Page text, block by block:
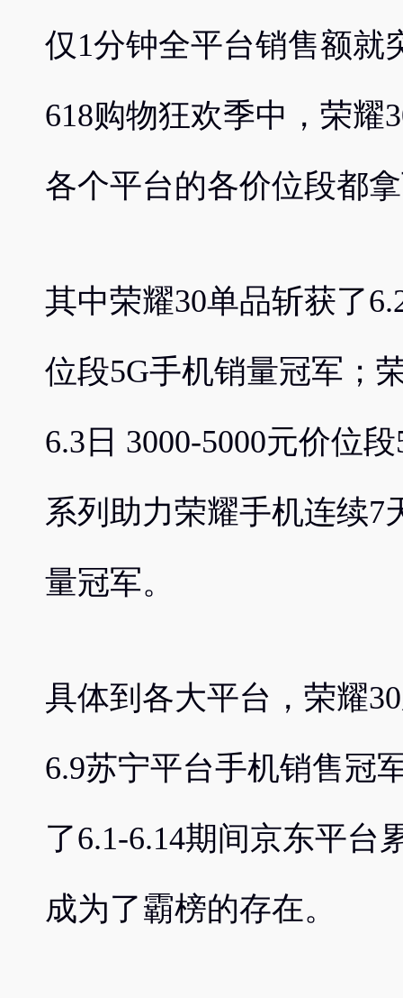
仅1分钟全平台销售额就
618购物狂欢季中，荣耀
各个平台的各价位段都
其中荣耀30单品斩获了
位段5G手机销量冠军；
6.3日 3000-5000元价位
系列助力荣耀手机连续7
量冠军。
具体到各大平台，荣耀
6.9苏宁平台手机销售冠
了6.1-6.14期间京东平台
成为了霸榜的存在。